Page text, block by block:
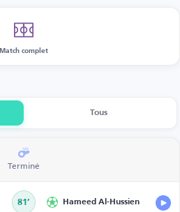
Match complet
Tous
Terminé
81’ Hameed Al-Hussien